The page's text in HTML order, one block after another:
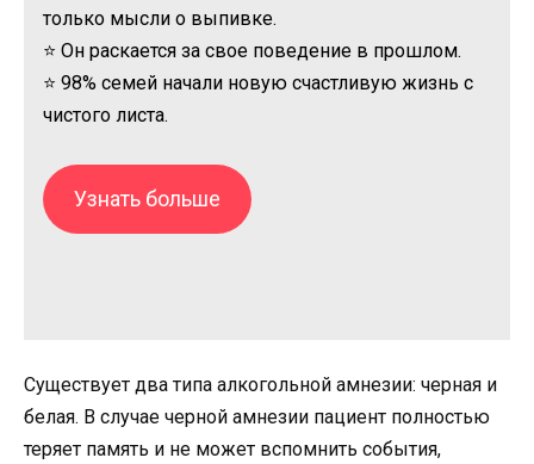
только мысли о выпивке.
⭐ Он раскается за свое поведение в прошлом.
⭐ 98% семей начали новую счастливую жизнь с
чистого листа.
Узнать больше
Существует два типа алкогольной амнезии: черная и
белая. В случае черной амнезии пациент полностью
теряет память и не может вспомнить события,